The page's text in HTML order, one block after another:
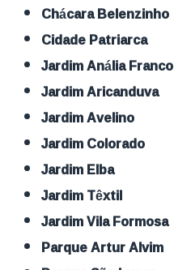
Chácara Belenzinho
Cidade Patriarca
Jardim Anália Franco
Jardim Aricanduva
Jardim Avelino
Jardim Colorado
Jardim Elba
Jardim Têxtil
Jardim Vila Formosa
Parque Artur Alvim